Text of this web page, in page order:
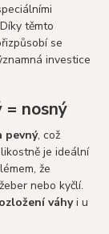
těmto
se
investice
= nosný
pevný, což
je ideální
že
nebo kyčlí.
váhyi u